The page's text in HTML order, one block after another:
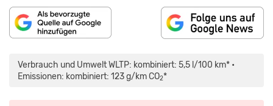
Verbrauch und Umwelt WLTP: kombiniert: 5,5 l/100 km* •
Emissionen: kombiniert: 123 g/km CO2*
TEST
(2024)
WIR